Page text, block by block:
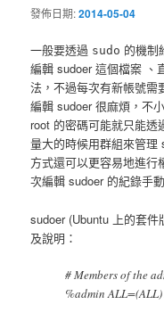
發佈日期:2014-05-04
一般要透過 sudo 的機制
編輯 sudoer 這個檔案 、
法，不過每次有新帳號
編輯 sudoer 很麻煩，不
root 的密碼可能就只能透
量大的時候用群組來管理
方式還可以更容易地進行
次編輯 sudoer 的紀錄手
sudoer (Ubuntu 上的套
及說明：
# Members of the
%admin